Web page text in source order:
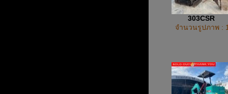
303CSR
จำนวนรูปภาพ :